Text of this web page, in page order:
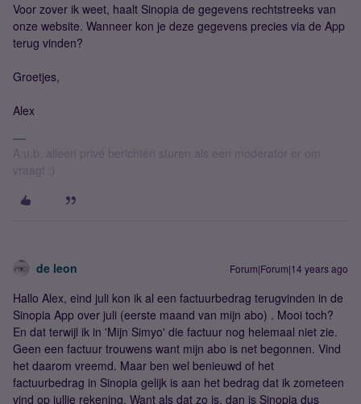
Voor zover ik weet, haalt Sinopia de gegevens rechtstreeks van
onze website. Wanneer kon je deze gegevens precies via de App
terug vinden?
Groetjes,
Alex
A.u.b. alleen privé berichten sturen als een moderator er om
vraagt :)
de leon Forum|Forum|14 years ago
Hallo Alex, eind juli kon ik al een factuurbedrag terugvinden in de
Sinopia App over juli (eerste maand van mijn abo) . Mooi toch?
En dat terwijl ik in 'Mijn Simyo' die factuur nog helemaal niet zie.
Geen een factuur trouwens want mijn abo is net begonnen. Vind
het daarom vreemd. Maar ben wel benieuwd of het
factuurbedrag in Sinopia gelijk is aan het bedrag dat ik zometeen
vind op jullie rekening. Want als dat zo is, dan is Sinopia dus